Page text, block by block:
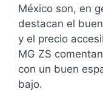
México son, en
destacan el
y el precio
MG ZS
con un buen
bajo.